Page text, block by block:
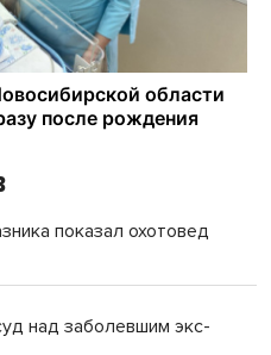
показал охотовед
над заболевшим экс-